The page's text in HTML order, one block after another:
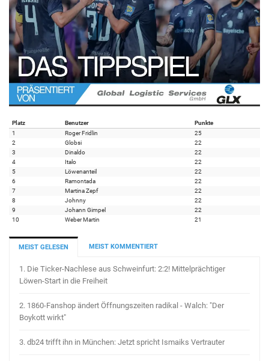
Platz Benutzer
Punkte
1
Roger Fridlin
25
2
Globsi
22
3
Dinaldo
22
4
Italo
22
5
Löwenanteil
22
6
Ramontada
22
7
Martina Zepf
22
8
Johnny
22
9
Johann Gimpel
22
10
Weber Martin 21
MEIST GELESEN MEIST KOMMENTIERT
1. Die Ticker-Nachlese aus Schweinfurt: 2:2! Mittelprächtiger
Löwen-Start in die Freiheit
2. 1860-Fanshop ändert Öffnungszeiten radikal - Walch: "Der
Boykott wirkt"
3. db24 trifft ihn in München: Jetzt spricht Ismaiks Vertrauter